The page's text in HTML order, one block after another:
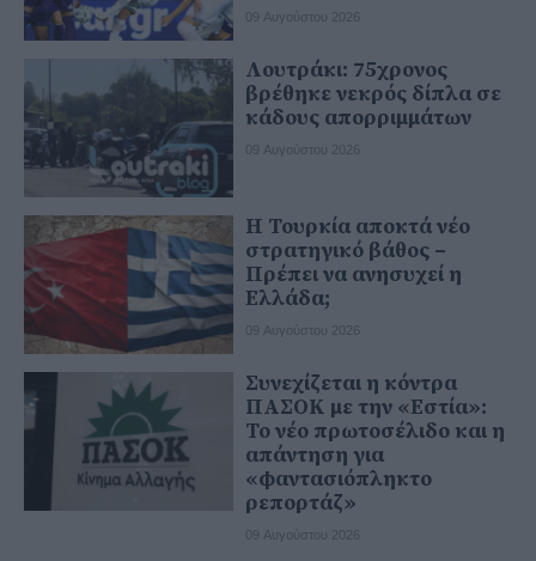
09 Αυγούστου 2026
Λουτράκι: 75χρονος
βρέθηκε νεκρός δίπλα σε
κάδους απορριμμάτων
09 Αυγούστου 2026
Η Τουρκία αποκτά νέο
στρατηγικό βάθος –
Πρέπει να ανησυχεί η
Ελλάδα;
09 Αυγούστου 2026
Συνεχίζεται η κόντρα
ΠΑΣΟΚ με την «Εστία»:
Το νέο πρωτοσέλιδο και η
απάντηση για
«φαντασιόπληκτο
ρεπορτάζ»
09 Αυγούστου 2026